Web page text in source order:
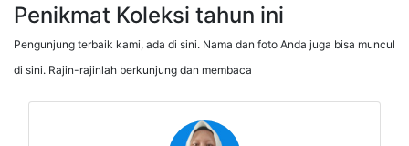
Penikmat Koleksi tahun ini
Pengunjung terbaik kami, ada di sini. Nama dan foto Anda juga bisa muncul
di sini. Rajin-rajinlah berkunjung dan membaca